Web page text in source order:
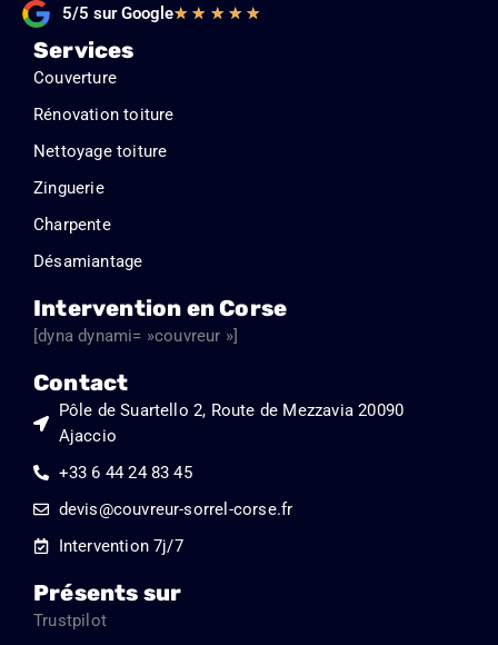
5/5 sur Google★ ★ ★ ★ ★Noté
Services
Couverture
Rénovation toiture
Nettoyage toiture
Zinguerie
Charpente
Désamiantage
Intervention en Corse
[dyna dynami= »couvreur »]
Contact
Pôle de Suartello 2, Route de Mezzavia 20090
Ajaccio
+33 6 44 24 83 45
devis@couvreur-sorrel-corse.fr
Intervention 7j/7
Présents sur
Trustpilot